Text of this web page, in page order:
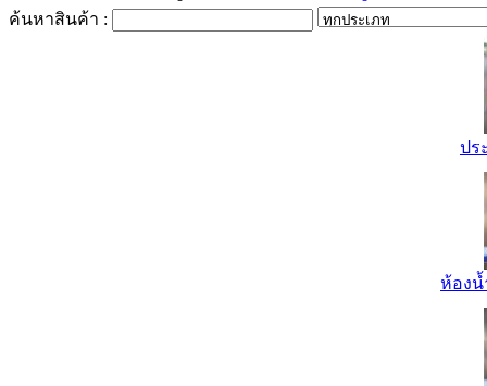
ค้นหาสินค้า :
ปร
ห้องน้